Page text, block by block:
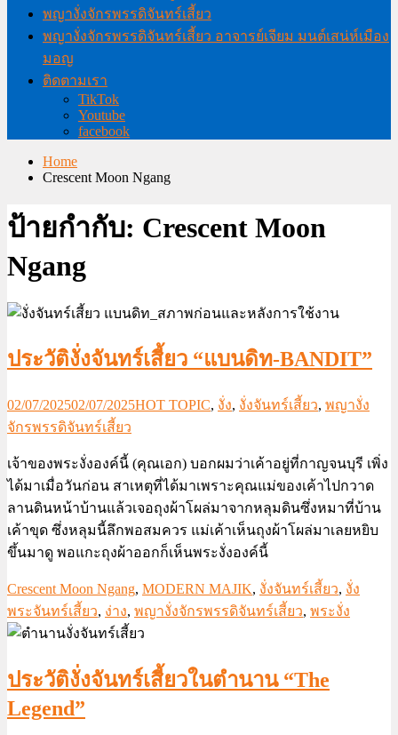
พญางั่งจักรพรรดิจันทร์เสี้ยว
พญางั่งจักรพรรดิจันทร์เสี้ยว อาจารย์เจียม มนต์เสน่ห์เมือง
มอญ
ติดตามเรา
TikTok
Youtube
facebook
Home
Crescent Moon Ngang
ป้ายกำกับ: Crescent Moon
Ngang
ประวัติงั่งจันทร์เสี้ยว “แบนดิท-BANDIT”
02/07/202502/07/2025HOT TOPIC, งั่ง, งั่งจันทร์เสี้ยว, พญางั่ง
จักรพรรดิจันทร์เสี้ยว
เจ้าของพระงั่งองค์นี้ (คุณเอก) บอกผมว่าเค้าอยู่ที่กาญจนบุรี เพิ่ง
ได้มาเมื่อวันก่อน สาเหตุที่ได้มาเพราะคุณแม่ของเค้าไปกวาด
ลานดินหน้าบ้านแล้วเจอถุงผ้าโผล่มาจากหลุมดินซึ่งหมาที่บ้าน
เค้าขุด ซึ่งหลุมนี้ลึกพอสมควร แม่เค้าเห็นถุงผ้าโผล่มาเลยหยิบ
ขึ้นมาดู พอแกะถุงผ้าออกก็เห็นพระงั่งองค์นี้
Crescent Moon Ngang, MODERN MAJIK, งั่งจันทร์เสี้ยว, งั่ง
พระจันทร์เสี้ยว, ง่าง, พญางั่งจักรพรรดิจันทร์เสี้ยว, พระงั่ง
ประวัติงั่งจันทร์เสี้ยวในตำนาน “The
Legend”